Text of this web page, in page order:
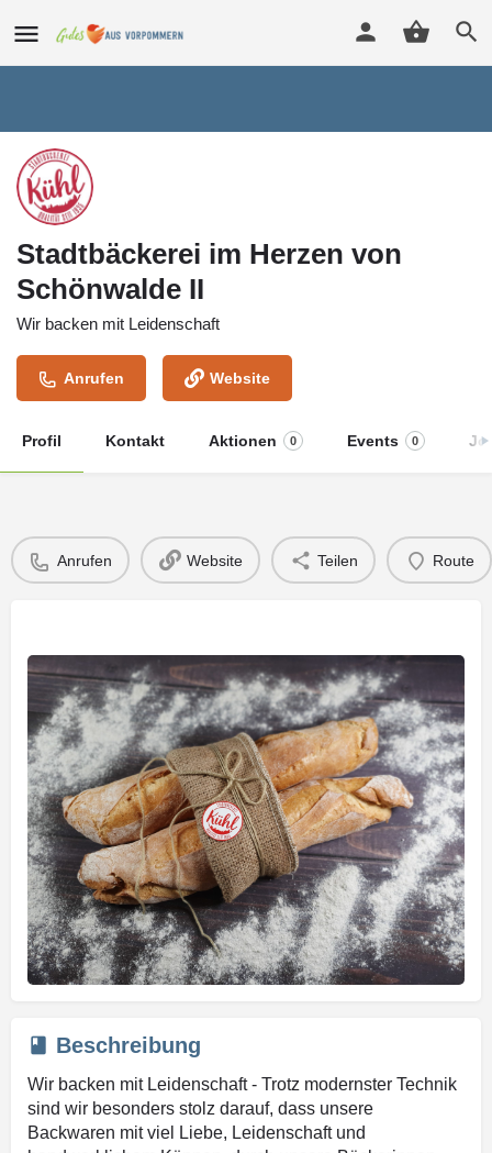
Stadtbäckerei im Herzen von
Schönwalde II
Wir backen mit Leidenschaft
Anrufen Website
Profil Kontakt Aktionen 0 Events 0
Anrufen Website Teilen Route
Beschreibung
Wir backen mit Leidenschaft - Trotz modernster Technik
sind wir besonders stolz darauf, dass unsere
Backwaren mit viel Liebe, Leidenschaft und